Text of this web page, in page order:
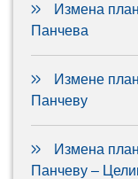
Измена
Панчева
Измене
Панчеву
Измена
Панчеву –